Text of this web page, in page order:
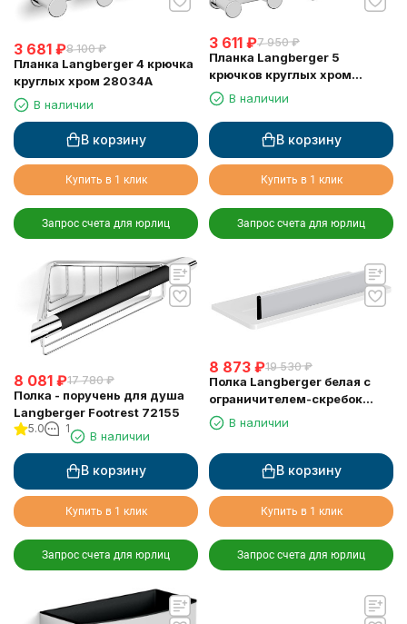
3 681 ₽8 100 ₽
Планка Langberger 4 крючка
круглых хром 28034A
В наличии
В корзину
Купить в 1 клик
Запрос счета для юрлиц
3 611 ₽7 950 ₽
Планка Langberger 5
крючков круглых хром
28035AВ наличии
В корзину
Купить в 1 клик
Запрос счета для юрлиц
8 081 ₽17 780 ₽
Полка - поручень для душа
Langberger Footrest 72155
5.0 1
В наличии
В корзину
Купить в 1 клик
Запрос счета для юрлиц
8 873 ₽19 530 ₽
Полка Langberger белая с
ограничителем-скребок
73351-WH
В наличии
В корзину
Купить в 1 клик
Запрос счета для юрлиц